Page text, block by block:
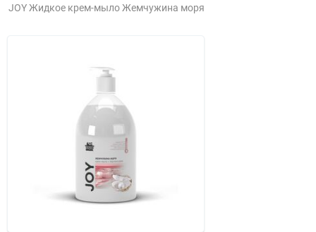
JOY Жидкое крем-мыло Жемчужина моря